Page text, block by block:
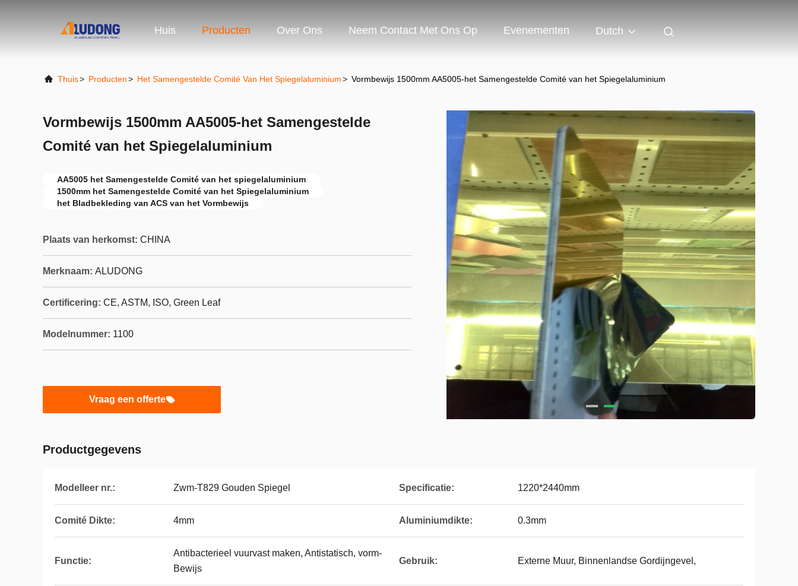
Huis Producten Over Ons Neem Contact Met Ons Op Evenementen Dutch
Thuis> Producten> Het Samengestelde Comité Van Het Spiegelaluminium> Vormbewijs 1500mm AA5005-het Samengestelde Comité van het Spiegelaluminium
Vormbewijs 1500mm AA5005-het Samengestelde
Comité van het Spiegelaluminium
AA5005 het Samengestelde Comité van het spiegelaluminium
1500mm het Samengestelde Comité van het Spiegelaluminium
het Bladbekleding van ACS van het Vormbewijs
Plaats van herkomst: CHINA
Merknaam: ALUDONG
Certificering: CE, ASTM, ISO, Green Leaf
Modelnummer: 1100
Vraag een offerte
Productgegevens
Modelleer nr.: Zwm-T829 Gouden Spiegel Specificatie: 1220*2440mm
Comité Dikte: 4mm Aluminiumdikte: 0.3mm
Functie:
Antibacterieel vuurvast maken, Antistatisch, vorm-
Bewijs
Gebruik: Externe Muur, Binnenlandse Gordijngevel,